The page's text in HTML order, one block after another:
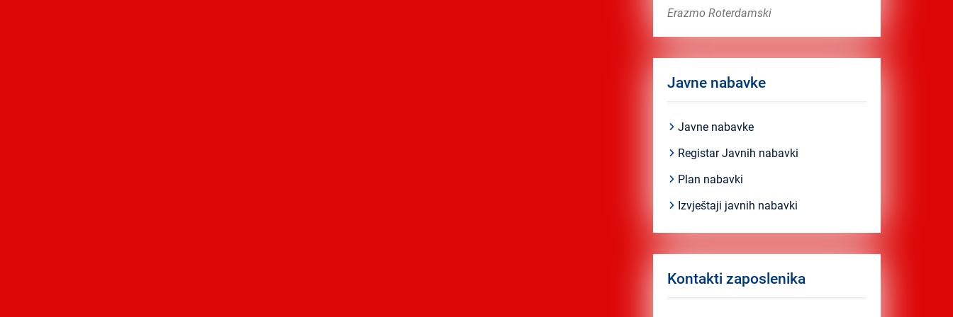
Erazmo Roterdamski
Javne nabavke
Javne nabavke
Registar Javnih nabavki
Plan nabavki
Izvještaji javnih nabavki
Kontakti zaposlenika